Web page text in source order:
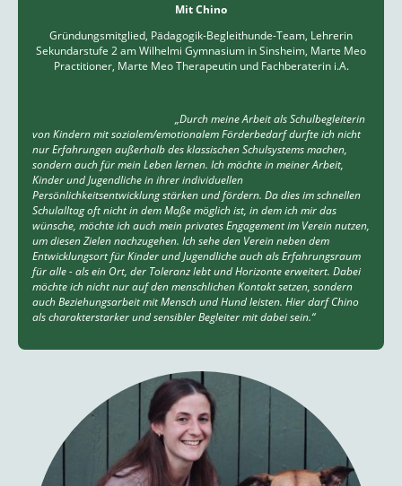
Mit Chino
Gründungsmitglied, Pädagogik-Begleithunde-Team, Lehrerin
Sekundarstufe 2 am Wilhelmi Gymnasium in Sinsheim, Marte Meo
Practitioner, Marte Meo Therapeutin und Fachberaterin i.A.
„Durch meine Arbeit als Schulbegleiterin
von Kindern mit sozialem/emotionalem Förderbedarf durfte ich nicht
nur Erfahrungen außerhalb des klassischen Schulsystems machen,
sondern auch für mein Leben lernen. Ich möchte in meiner Arbeit,
Kinder und Jugendliche in ihrer individuellen
Persönlichkeitsentwicklung stärken und fördern. Da dies im schnellen
Schulalltag oft nicht in dem Maße möglich ist, in dem ich mir das
wünsche, möchte ich auch mein privates Engagement im Verein nutzen,
um diesen Zielen nachzugehen. Ich sehe den Verein neben dem
Entwicklungsort für Kinder und Jugendliche auch als Erfahrungsraum
für alle - als ein Ort, der Toleranz lebt und Horizonte erweitert. Dabei
möchte ich nicht nur auf den menschlichen Kontakt setzen, sondern
auch Beziehungsarbeit mit Mensch und Hund leisten. Hier darf Chino
als charakterstarker und sensibler Begleiter mit dabei sein.“